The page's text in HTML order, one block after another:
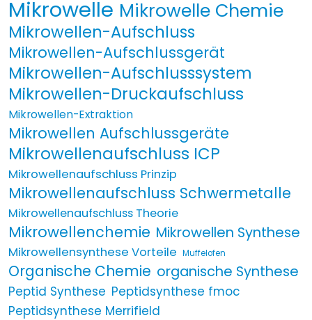
Mikrowelle Mikrowelle Chemie
Mikrowellen-Aufschluss
Mikrowellen-Aufschlussgerät
Mikrowellen-Aufschlusssystem
Mikrowellen-Druckaufschluss
Mikrowellen-Extraktion
Mikrowellen Aufschlussgeräte
Mikrowellenaufschluss ICP
Mikrowellenaufschluss Prinzip
Mikrowellenaufschluss Schwermetalle
Mikrowellenaufschluss Theorie
Mikrowellenchemie Mikrowellen Synthese
Mikrowellensynthese Vorteile Muffelofen
Organische Chemie organische Synthese
Peptid Synthese Peptidsynthese fmoc
Peptidsynthese Merrifield